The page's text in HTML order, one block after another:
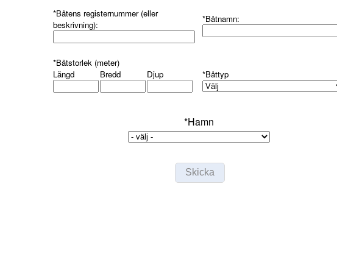
*Båtens registernummer (eller
beskrivning):
*Båtnamn:
*Båtstorlek (meter)
Längd
Bredd Djup *Båttyp
*Hamn
Skicka